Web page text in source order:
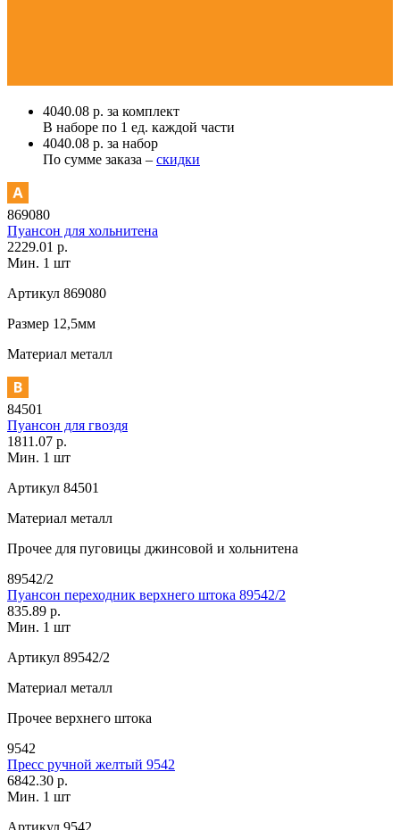
4040.08 р. за комплект
В наборе по 1 ед. каждой части
4040.08 р. за набор
По сумме заказа – скидки
869080
Пуансон для хольнитена
2229.01 р.
Мин. 1 шт
Артикул 869080
Размер 12,5мм
Материал металл
84501
Пуансон для гвоздя
1811.07 р.
Мин. 1 шт
Артикул 84501
Материал металл
Прочее для пуговицы джинсовой и хольнитена
89542/2
Пуансон переходник верхнего штока 89542/2
835.89 р.
Мин. 1 шт
Артикул 89542/2
Материал металл
Прочее верхнего штока
9542
Пресс ручной желтый 9542
6842.30 р.
Мин. 1 шт
Артикул 9542